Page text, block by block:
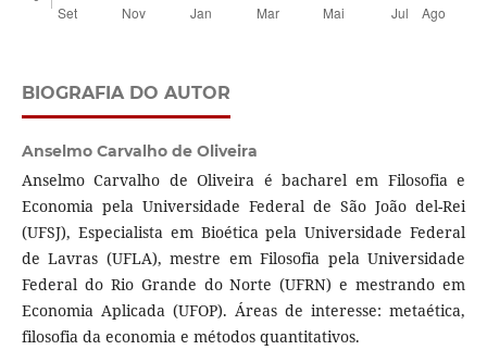
BIOGRAFIA DO AUTOR
Anselmo Carvalho de Oliveira
Anselmo Carvalho de Oliveira é bacharel em Filosofia e
Economia pela Universidade Federal de São João del-Rei
(UFSJ), Especialista em Bioética pela Universidade Federal
de Lavras (UFLA), mestre em Filosofia pela Universidade
Federal do Rio Grande do Norte (UFRN) e mestrando em
Economia Aplicada (UFOP). Áreas de interesse: metaética,
filosofia da economia e métodos quantitativos.